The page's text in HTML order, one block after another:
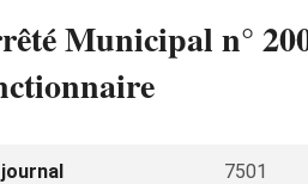
Municipal n°
journal 7501